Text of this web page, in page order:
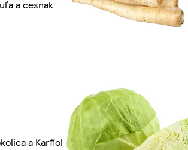
a cesnak
a Karfiol